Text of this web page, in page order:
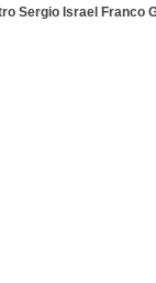
Sergio Israel Franco